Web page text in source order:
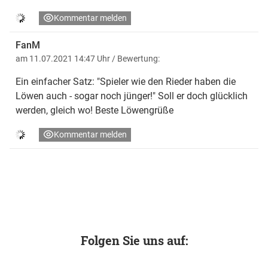
Kommentar melden
FanM
am 11.07.2021 14:47 Uhr / Bewertung:
Ein einfacher Satz: "Spieler wie den Rieder haben die
Löwen auch - sogar noch jünger!" Soll er doch glücklich
werden, gleich wo! Beste Löwengrüße
Kommentar melden
Folgen Sie uns auf: